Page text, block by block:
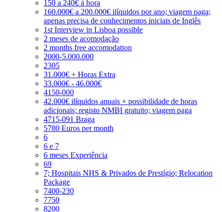
150 a 240€ à hora
160.000€ a 200.000€ ilíquidos por ano; viagem paga;
apenas precisa de conhecimentos iniciais de Inglês
1st Interview in Lisboa possible
2 meses de acomodação
2 months free accomodation
2000-5.000.000
2305
31.000€ + Horas Extra
33.000€ - 46.000€
4150-000
42.000€ ilíquidos anuais + possibilidade de horas
adicionais; registo NMBI gratuito; viagem paga
4715-091 Braga
5780 Euros per month
6
6 e 7
6 meses Experiência
69
7; Hospitais NHS & Privados de Prestígio; Relocation
Package
7400-230
7750
8200